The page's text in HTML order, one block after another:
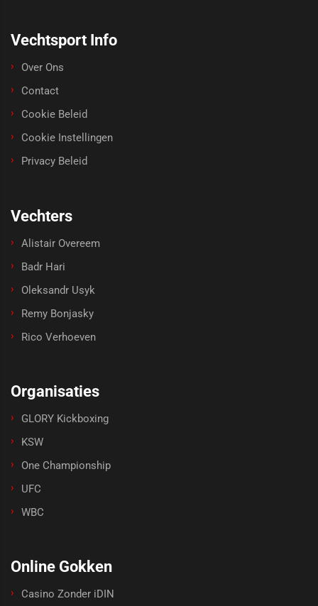
Vechtsport Info
Over Ons
Contact
Cookie Beleid
Cookie Instellingen
Privacy Beleid
Vechters
Alistair Overeem
Badr Hari
Oleksandr Usyk
Remy Bonjasky
Rico Verhoeven
Organisaties
GLORY Kickboxing
KSW
One Championship
UFC
WBC
Online Gokken
Casino Zonder iDIN